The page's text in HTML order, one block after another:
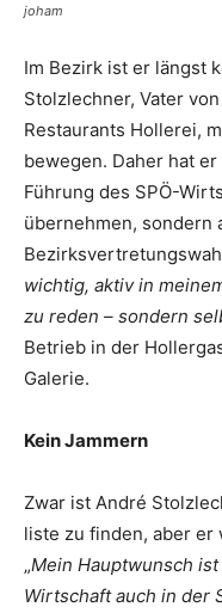
joham
Im Bezirk ist er längst
Stolzlechner, Vater
Restaurants Hollerei,
bewegen. Daher hat
Führung des SPÖ-
übernehmen, sondern
wichtig, aktiv in
zu reden – sondern
Betrieb in der
Galerie.
Kein Jammern
Zwar ist André
liste zu finden, aber
„Mein Hauptwunsch
Wirtschaft auch in der